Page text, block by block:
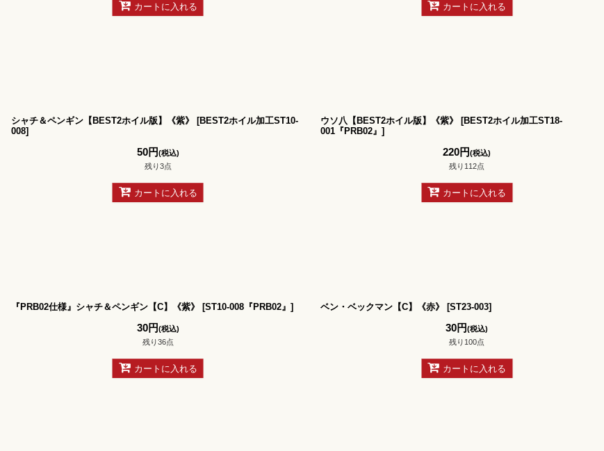
カートに入れる カートに入れる
シャチ＆ペンギン【BEST2ホイル版】《紫》 [BEST2ホイル加工ST10-
008]
50円(税込)
残り3点
カートに入れる
ウソ八【BEST2ホイル版】《紫》 [BEST2ホイル加工ST18-
001『PRB02』 ]
220円(税込)
残り112点
カートに入れる
『PRB02仕様』シャチ＆ペンギン【C】《紫》 [ST10-008『PRB02』 ]
30円(税込)
残り36点
カートに入れる
ベン・ベックマン【C】《赤》 [ST23-003]
30円(税込)
残り100点
カートに入れる